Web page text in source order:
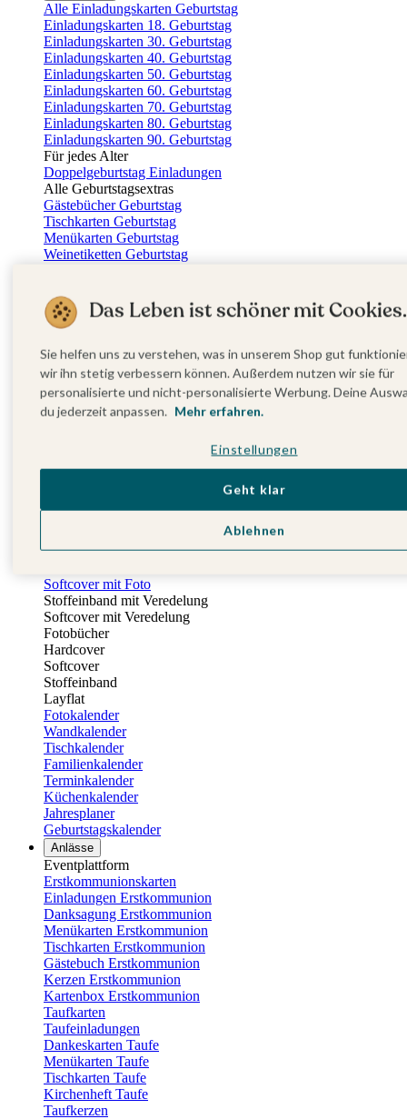
Alle Einladungskarten Geburtstag
Einladungskarten 18. Geburtstag
Einladungskarten 30. Geburtstag
Einladungskarten 40. Geburtstag
Einladungskarten 50. Geburtstag
Einladungskarten 60. Geburtstag
Einladungskarten 70. Geburtstag
Einladungskarten 80. Geburtstag
Einladungskarten 90. Geburtstag
Für jedes Alter
Doppelgeburtstag Einladungen
Alle Geburtstagsextras
Gästebücher Geburtstag
Tischkarten Geburtstag
Menükarten Geburtstag
Weinetiketten Geburtstag
Dankeskarten Geburtstag
Fotobuch Geburtstag
Einladungskarten Kindergeburtstag
Kindergeburtstag Jungen
Kindergeburtstag Mädchen
Kindergeburtstag Unisex
Einladungskarten 1. Geburtstag
Fotobücher
Notizbücher
Softcover mit Foto
Stoffeinband mit Veredelung
Softcover mit Veredelung
Fotobücher
Hardcover
Softcover
Stoffeinband
Layflat
Fotokalender
Wandkalender
Tischkalender
Familienkalender
Terminkalender
Küchenkalender
Jahresplaner
Geburtstagskalender
Anlässe
Eventplattform
Erstkommunionskarten
Einladungen Erstkommunion
Danksagung Erstkommunion
Menükarten Erstkommunion
Tischkarten Erstkommunion
Gästebuch Erstkommunion
Kerzen Erstkommunion
Kartenbox Erstkommunion
Taufkarten
Taufeinladungen
Dankeskarten Taufe
Menükarten Taufe
Tischkarten Taufe
Kirchenheft Taufe
Taufkerzen
Das Leben ist schöner mit Cookies.
Sie helfen uns zu verstehen, was in unserem Shop gut
wir ihn stetig verbessern können. Außerdem nutzen wir sie für
personalisierte und nicht-personalisierte Werbung. Deine
du jederzeit anpassen. Mehr erfahren.
Einstellungen
Ablehnen
Geht klar